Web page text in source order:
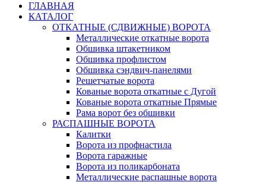
ГЛАВНАЯ
КАТАЛОГ
ОТКАТНЫЕ (СДВИЖНЫЕ) ВОРОТА
Металлические откатные ворота
Обшивка штакетником
Обшивка профлистом
Обшивка сэндвич-панелями
Решетчатые ворота
Кованые ворота откатные с Дугой
Кованые ворота откатные Прямые
Рама ворот без обшивки
РАСПАШНЫЕ ВОРОТА
Калитки
Ворота из профнастила
Ворота гаражные
Ворота из поликарбоната
Металлические распашные ворота